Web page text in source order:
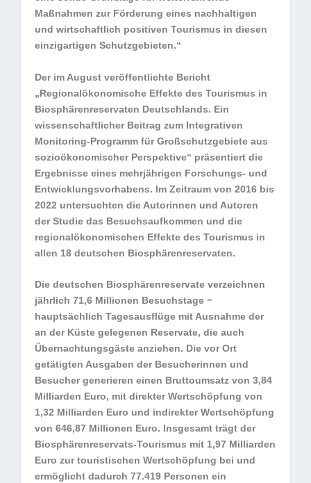
Maßnahmen zur Förderung eines nachhaltigen
und wirtschaftlich positiven Tourismus in diesen
einzigartigen Schutzgebieten.“
Der im August veröffentlichte Bericht
„Regionalökonomische Effekte des Tourismus in
Biosphärenreservaten Deutschlands. Ein
wissenschaftlicher Beitrag zum Integrativen
Monitoring-Programm für Großschutzgebiete aus
sozioökonomischer Perspektive“ präsentiert die
Ergebnisse eines mehrjährigen Forschungs- und
Entwicklungsvorhabens. Im Zeitraum von 2016 bis
2022 untersuchten die Autorinnen und Autoren
der Studie das Besuchsaufkommen und die
regionalökonomischen Effekte des Tourismus in
allen 18 deutschen Biosphärenreservaten.
Die deutschen Biosphärenreservate verzeichnen
jährlich 71,6 Millionen Besuchstage −
hauptsächlich Tagesausflüge mit Ausnahme der
an der Küste gelegenen Reservate, die auch
Übernachtungsgäste anziehen. Die vor Ort
getätigten Ausgaben der Besucherinnen und
Besucher generieren einen Bruttoumsatz von 3,84
Milliarden Euro, mit direkter Wertschöpfung von
1,32 Milliarden Euro und indirekter Wertschöpfung
von 646,87 Millionen Euro. Insgesamt trägt der
Biosphärenreservats-Tourismus mit 1,97 Milliarden
Euro zur touristischen Wertschöpfung bei und
ermöglicht dadurch 77.419 Personen ein